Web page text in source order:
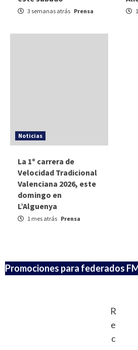
3 semanas atrás Prensa
Noticias
La 1º carrera de
Velocidad Tradicional
Valenciana 2026, este
domingo en
L’Alguenya
1 mes atrás Prensa
Promociones para federados
R
e
c